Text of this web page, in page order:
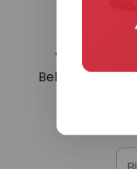
Verpassen
Sie